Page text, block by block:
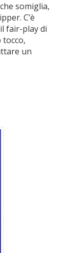
somiglia,
C’è
fair-play di
tocco,
un